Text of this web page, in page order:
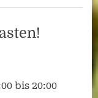
bis 20:00